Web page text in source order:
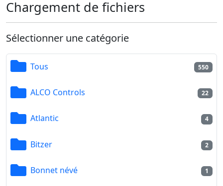
Chargement de fichiers
Sélectionner une catégorie
Tous 550
ALCO Controls 22
Atlantic 4
Bitzer 2
Bonnet névé 1